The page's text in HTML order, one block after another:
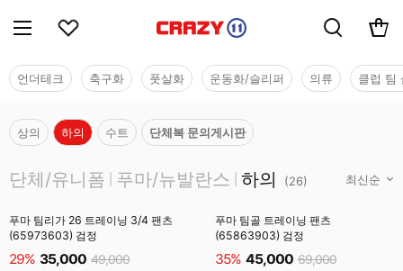
언더테크 축구화 풋살화 운동화/슬리퍼 의류 클럽 팀
상의 하의 수트 단체복 문의게시판
단체/유니폼 푸마/뉴발란스 하의 (26)
푸마 팀리가 26 트레이닝 3/4 팬츠
(65973603) 검정
29% 35,000 49,000
푸마 팀골 트레이닝 팬츠
(65863903) 검정
35% 45,000 69,000